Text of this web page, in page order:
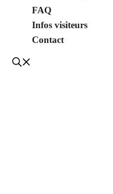
FAQ
Infos visiteurs
Contact